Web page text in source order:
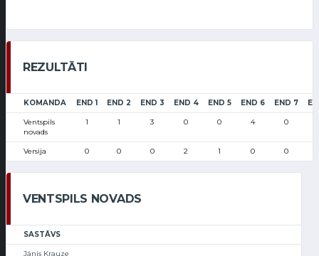
REZULTĀTI
KOMANDA END 1 END 2 END 3 END 4 END 5 END 6 END 7
Ventspils
novads
1 1 3 0 0 4 0
Versija 0 0 0 2 1 0 0
VENTSPILS NOVADS
SASTĀVS
Jānis Krauze